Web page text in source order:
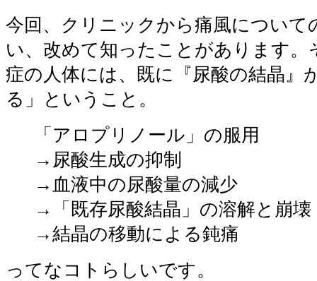
今回、クリニックから痛風について
い、改めて知ったことがあります。
症の人体には、既に『尿酸の結晶』
る」ということ。
「アロプリノール」の服用
→尿酸生成の抑制
→血液中の尿酸量の減少
→「既存尿酸結晶」の溶解と崩壊
→結晶の移動による鈍痛
ってなコトらしいです。